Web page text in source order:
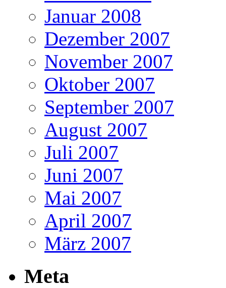
Januar 2008
Dezember 2007
November 2007
Oktober 2007
September 2007
August 2007
Juli 2007
Juni 2007
Mai 2007
April 2007
März 2007
Meta